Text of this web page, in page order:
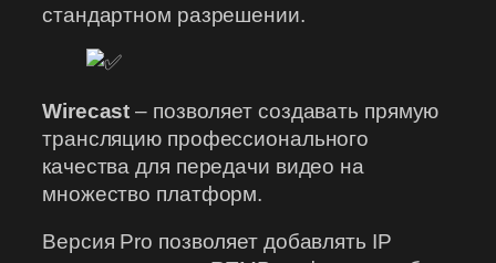
стандартном разрешении.
Wirecast– позволяет создавать прямую
трансляцию профессионального
качества для передачи видео на
множество платформ.
Версия Pro позволяет добавлять IP